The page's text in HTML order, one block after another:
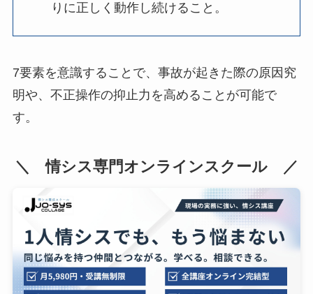
りに正しく動作し続けること。
7要素を意識することで、事故が起きた際の原因究
明や、不正操作の抑止力を高めることが可能で
す。
＼ 情シス専門オンラインスクール ／